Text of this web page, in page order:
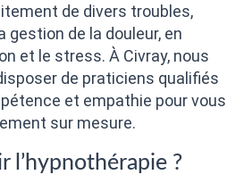
de divers troubles,
gestion de la douleur, en
et le stress. À Civray, nous
de praticiens qualifiés
et empathie pour vous
sur mesure.
l’hypnothérapie ?